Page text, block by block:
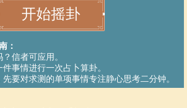
：
信者可应用。
事情进行一次占卜算卦。
要对求测的单项事情专注静心思考二分钟。